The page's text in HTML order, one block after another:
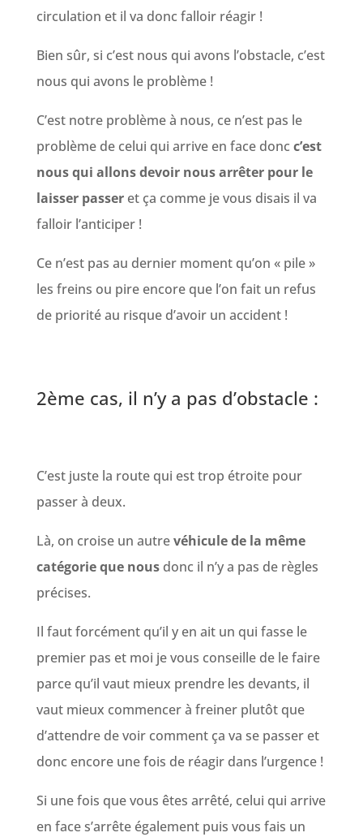
circulation et il va donc falloir réagir !
Bien sûr, si c’est nous qui avons l’obstacle, c’est
nous qui avons le problème !
C’est notre problème à nous, ce n’est pas le
problème de celui qui arrive en face donc c’est
nous qui allons devoir nous arrêter pour le
laisser passer et ça comme je vous disais il va
falloir l’anticiper !
Ce n’est pas au dernier moment qu’on « pile »
les freins ou pire encore que l’on fait un refus
de priorité au risque d’avoir un accident !
2ème cas, il n’y a pas d’obstacle :
C’est juste la route qui est trop étroite pour
passer à deux.
Là, on croise un autrevéhicule de la même
catégorie que nousdonc il n’y a pas de règles
précises.
Il faut forcément qu’il y en ait un qui fasse le
premier pas et moi je vous conseille de le faire
parce qu’il vaut mieux prendre les devants, il
vaut mieux commencer à freiner plutôt que
d’attendre de voir comment ça va se passer et
donc encore une fois de réagir dans l’urgence !
Si une fois que vous êtes arrêté, celui qui arrive
en face s’arrête également puis vous fais un